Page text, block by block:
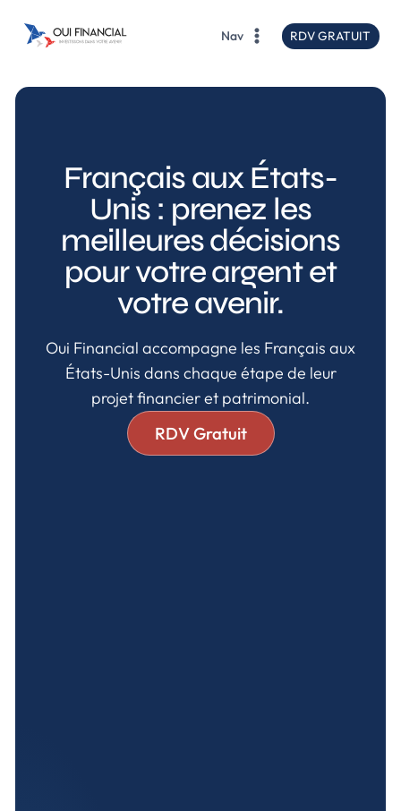
principal
Nav RDV GRATUIT
Français aux États-
Unis : prenez les
meilleures décisions
pour votre argent et
votre avenir.
Oui Financial accompagne les Français aux
États-Unis dans chaque étape de leur
projet financier et patrimonial.
RDV Gratuit